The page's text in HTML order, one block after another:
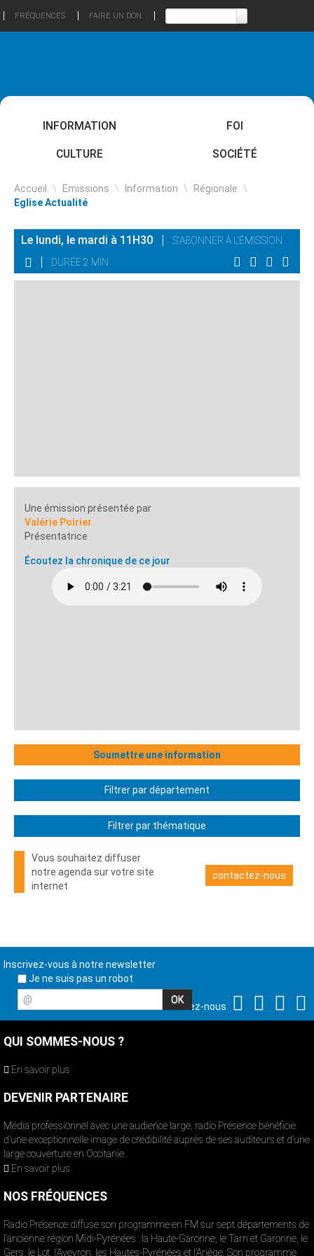
FRÉQUENCES FAIRE UN DON
INFORMATION FOI
CULTURE SOCIÉTÉ
Accueil \ Emissions \ Information \ Régionale \
Eglise Actualité
Le lundi, le mardi à 11H30
S'ABONNER À L'ÉMISSION
DURÉE 2 MIN
Une émission présentée par
Valérie Poirier
Présentatrice
Écoutez la chronique de ce jour
Soumettre une information
Filtrer par département
Filtrer par thématique
Vous souhaitez diffuser
notre agenda sur votre site
internet
contactez-nous
Inscrivez-vous à notre newsletter
Je ne suis pas un robot
@
Suivez-nous
QUI SOMMES-NOUS ?
En savoir plus
DEVENIR PARTENAIRE
Média professionnel avec une audience large, radio Présence bénéficie
d’une exceptionnelle image de crédibilité auprès de ses auditeurs et d’une
large couverture en Occitanie.
En savoir plus
NOS FRÉQUENCES
Radio Présence diffuse son programme en FM sur sept départements de
l’ancienne région Midi-Pyrénées : la Haute-Garonne, le Tarn et Garonne, le
Gers, le Lot, l’Aveyron, les Hautes-Pyrénées et l’Ariège. Son programme